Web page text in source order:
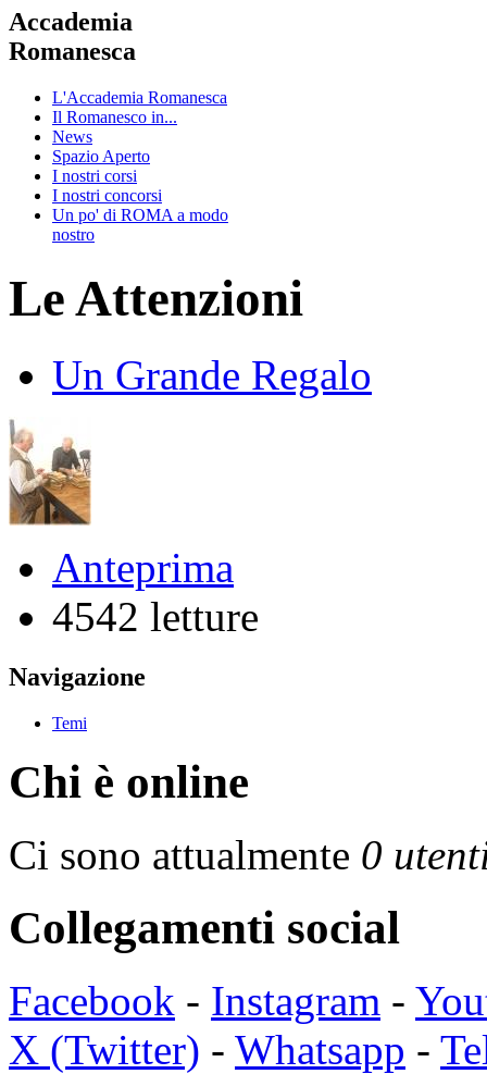
Accademia
Romanesca
L'Accademia Romanesca
Il Romanesco in...
News
Spazio Aperto
I nostri corsi
I nostri concorsi
Un po' di ROMA a modo
nostro
Le Attenzioni
Un Grande Regalo
Anteprima
4542 letture
Navigazione
Temi
Chi è online
Ci sono attualmente 0
Collegamenti social
Facebook - Instagram -
X (Twitter) - Whatsapp -